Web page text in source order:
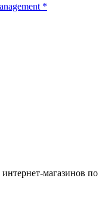
*
магазинов по